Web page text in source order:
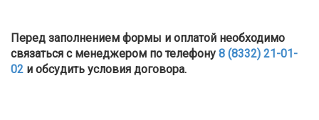
Перед заполнением формы и оплатой необходимо
связаться с менеджером по телефону 8 (8332) 21-01-
02 и обсудить условия договора.